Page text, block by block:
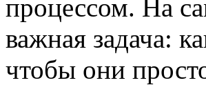
процессом. На
важная задача:
чтобы они